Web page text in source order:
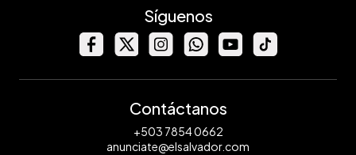
Síguenos
Contáctanos
+503 7854 0662
anunciate@elsalvador.com